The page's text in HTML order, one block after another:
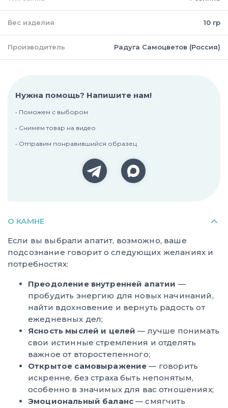
Вес изделия 10 гр
Производитель Радуга Самоцветов (Россия)
Нужна помощь? Напишите нам!
• Поможем с выбором
• Снимем товар на видео
• Отправим понравившийся образец
О КАМНЕ
Если вы выбрали апатит, возможно, ваше
подсознание говорит о следующих желаниях и
потребностях:
Преодоление внутренней апатии —
пробудить энергию для новых начинаний,
найти вдохновение и вернуть радость от
ежедневных дел;
Ясность мыслей и целей — лучше понимать
свои истинные стремления и отделять
важное от второстепенного;
Открытое самовыражение — говорить
искренне, без страха быть непонятым,
особенно в значимых для вас отношениях;
Эмоциональный баланс — смягчить